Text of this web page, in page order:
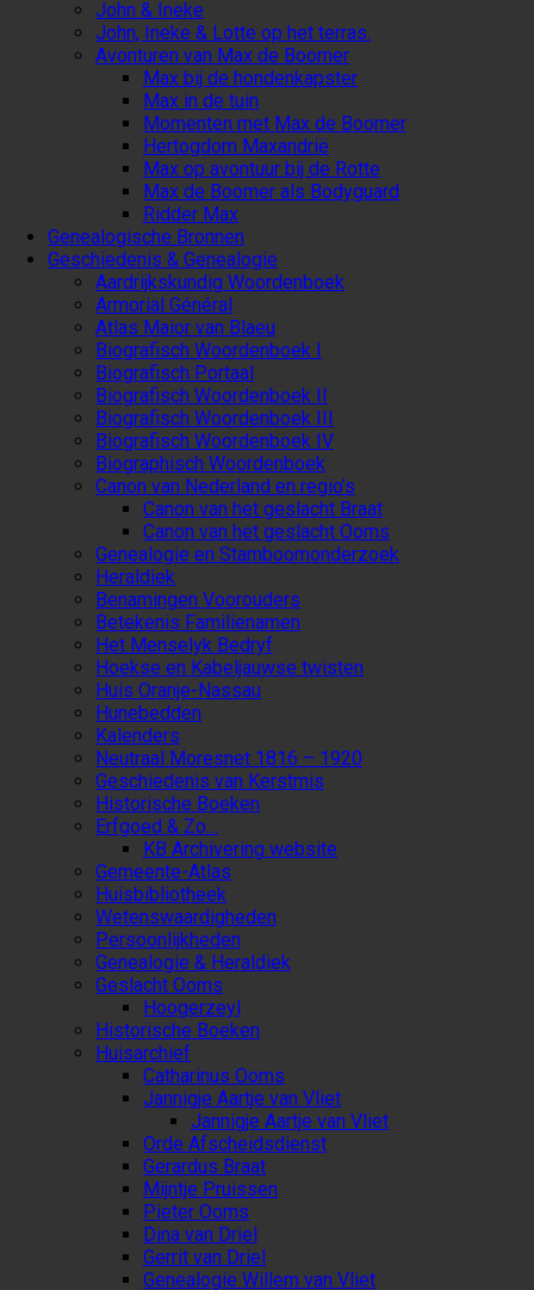
John & Ineke
John, Ineke & Lotte op het terras.
Avonturen van Max de Boomer
Max bij de hondenkapster
Max in de tuin
Momenten met Max de Boomer
Hertogdom Maxandrië
Max op avontuur bij de Rotte
Max de Boomer als Bodyguard
Ridder Max
Genealogische Bronnen
Geschiedenis & Genealogie
Aardrijkskundig Woordenboek
Armorial Général
Atlas Maior van Blaeu
Biografisch Woordenboek I
Biografisch Portaal
Biografisch Woordenboek II
Biografisch Woordenboek III
Biografisch Woordenboek IV
Biographisch Woordenboek
Canon van Nederland en regio’s
Canon van het geslacht Braat
Canon van het geslacht Ooms
Genealogie en Stamboomonderzoek
Heraldiek
Benamingen Voorouders
Betekenis Familienamen
Het Menselyk Bedryf
Hoekse en Kabeljauwse twisten
Huis Oranje-Nassau
Hunebedden
Kalenders
Neutraal Moresnet 1816 – 1920
Geschiedenis van Kerstmis
Historische Boeken
Erfgoed & Zo…
KB Archivering website
Gemeente-Atlas
Huisbibliotheek
Wetenswaardigheden
Persoonlijkheden
Genealogie & Heraldiek
Geslacht Ooms
Hoogerzeyl
Historische Boeken
Huisarchief
Catharinus Ooms
Jannigje Aartje van Vliet
Jannigje Aartje van Vliet
Orde Afscheidsdienst
Gerardus Braat
Mijntje Pruissen
Pieter Ooms
Dina van Driel
Gerrit van Driel
Genealogie Willem van Vliet